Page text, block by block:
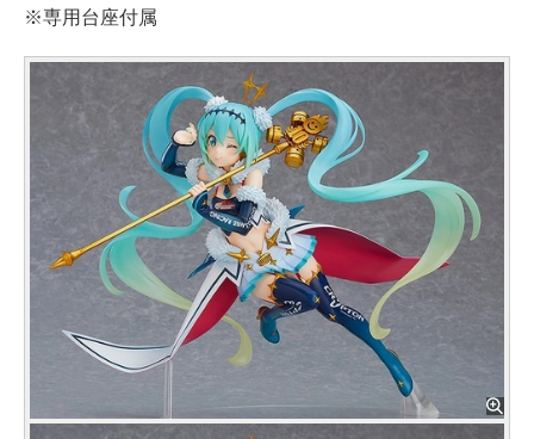
※専用台座付属